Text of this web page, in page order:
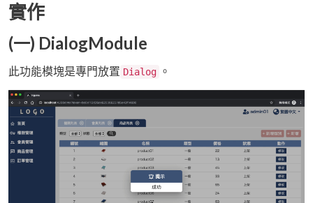
實作
(一) DialogModule
此功能模塊是專門放置 Dialog 。